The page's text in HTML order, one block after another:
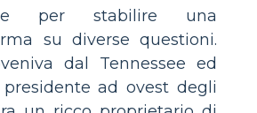
per stabilire una
su diverse questioni.
dal Tennessee ed
ad ovest degli